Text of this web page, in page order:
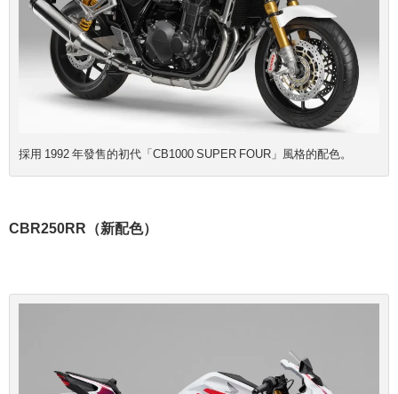
採用 1992 年發售的初代「CB1000 SUPER FOUR」風格的配色。
CBR250RR（新配色）